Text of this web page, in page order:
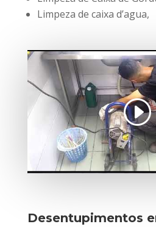
Limpeza de caixa d’agua,
Desentupimentos